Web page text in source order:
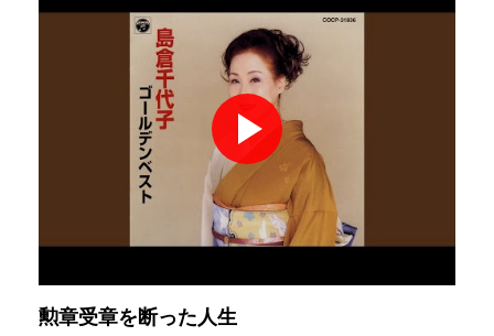
勲章受章を断った人生